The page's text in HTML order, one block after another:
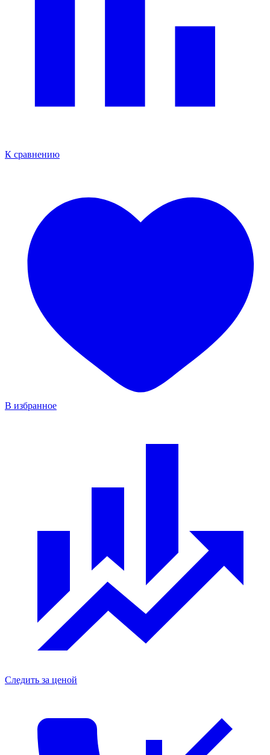
К сравнению
В избранное
Следить за ценой